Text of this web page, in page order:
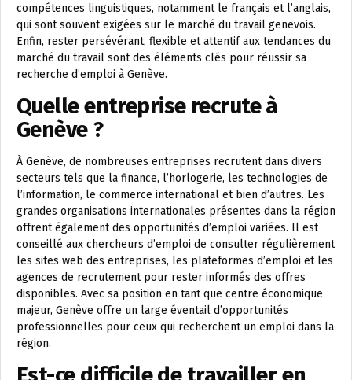
compétences linguistiques, notamment le français et l’anglais,
qui sont souvent exigées sur le marché du travail genevois.
Enfin, rester persévérant, flexible et attentif aux tendances du
marché du travail sont des éléments clés pour réussir sa
recherche d’emploi à Genève.
Quelle entreprise recrute à
Genève ?
À Genève, de nombreuses entreprises recrutent dans divers
secteurs tels que la finance, l’horlogerie, les technologies de
l’information, le commerce international et bien d’autres. Les
grandes organisations internationales présentes dans la région
offrent également des opportunités d’emploi variées. Il est
conseillé aux chercheurs d’emploi de consulter régulièrement
les sites web des entreprises, les plateformes d’emploi et les
agences de recrutement pour rester informés des offres
disponibles. Avec sa position en tant que centre économique
majeur, Genève offre un large éventail d’opportunités
professionnelles pour ceux qui recherchent un emploi dans la
région.
Est-ce difficile de travailler en